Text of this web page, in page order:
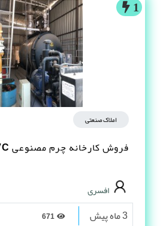
1
املاک صنعتی
فروش کارخانه چرم مصنوعى PVC در شیراز
افسری
3 ماه پیش